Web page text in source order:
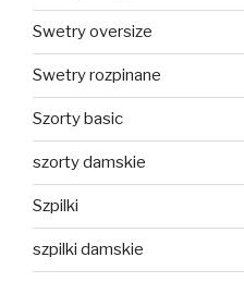
Swetry oversize
Swetry rozpinane
Szorty basic
szorty damskie
Szpilki
szpilki damskie